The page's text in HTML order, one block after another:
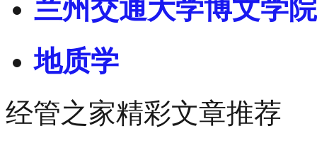
兰州交通大学博文学院
地质学
经管之家精彩文章推荐